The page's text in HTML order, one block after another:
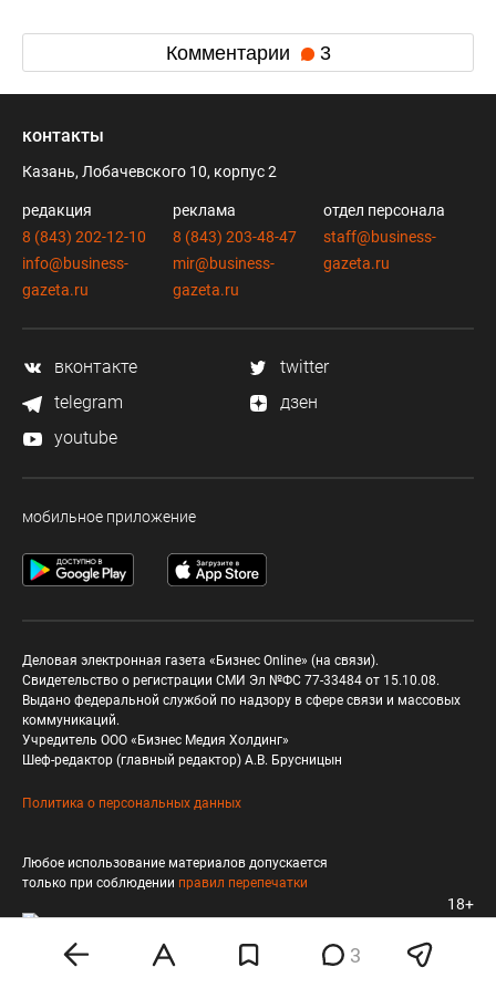
Комментарии 3
3
контакты
Казань, Лобачевского 10, корпус 2
редакция
8 (843) 202-12-10
info@business-
gazeta.ru
реклама
8 (843) 203-48-47
mir@business-
gazeta.ru
отдел персонала
staff@business-
gazeta.ru
вконтакте
twitter
telegram
дзен
youtube
мобильное приложение
Деловая электронная газета «Бизнес Online» (на связи).
Свидетельство о регистрации СМИ Эл №ФС 77-33484 от 15.10.08.
Выдано федеральной службой по надзору в сфере связи и массовых
коммуникаций.
Учредитель ООО «Бизнес Медия Холдинг»
Шеф-редактор (главный редактор) А.В. Брусницын
Политика о персональных данных
Любое использование материалов допускается
только при соблюдении правил перепечатки
18+